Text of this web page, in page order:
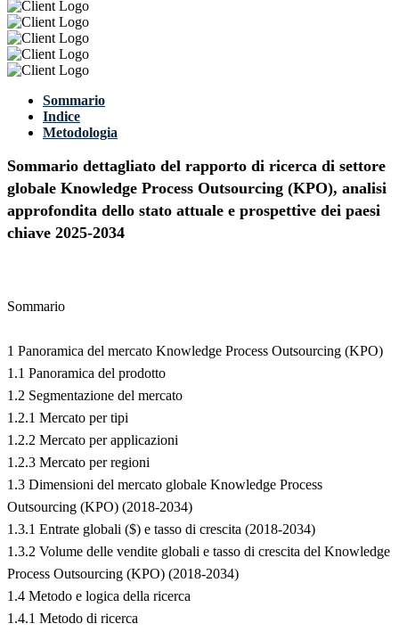
Sommario
Indice
Metodologia
Sommario dettagliato del rapporto di ricerca di settore
globale Knowledge Process Outsourcing (KPO), analisi
approfondita dello stato attuale e prospettive dei paesi
chiave 2025-2034
Sommario
1 Panoramica del mercato Knowledge Process Outsourcing (KPO)
1.1 Panoramica del prodotto
1.2 Segmentazione del mercato
1.2.1 Mercato per tipi
1.2.2 Mercato per applicazioni
1.2.3 Mercato per regioni
1.3 Dimensioni del mercato globale Knowledge Process
Outsourcing (KPO) (2018-2034)
1.3.1 Entrate globali ($) e tasso di crescita (2018-2034)
1.3.2 Volume delle vendite globali e tasso di crescita del Knowledge
Process Outsourcing (KPO) (2018-2034)
1.4 Metodo e logica della ricerca
1.4.1 Metodo di ricerca